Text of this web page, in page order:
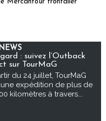
Mercantour frontalier
: suivez l’Outback
sur TourMaG
du 24 juillet, TourMaG
expédition de plus de
kilomètres à travers...